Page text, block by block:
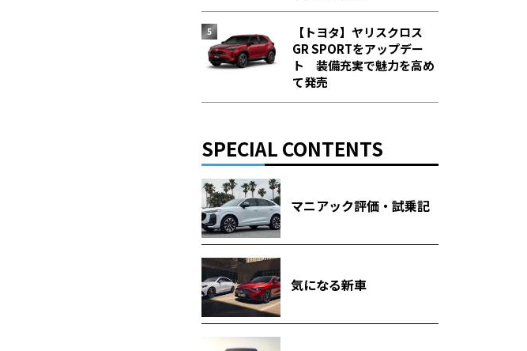
【トヨタ】ヤリスクロス
GR SPORTをアップデー
ト 装備充実で魅力を高め
て発売
SPECIAL CONTENTS
マニアック評価・試乗記
気になる新車